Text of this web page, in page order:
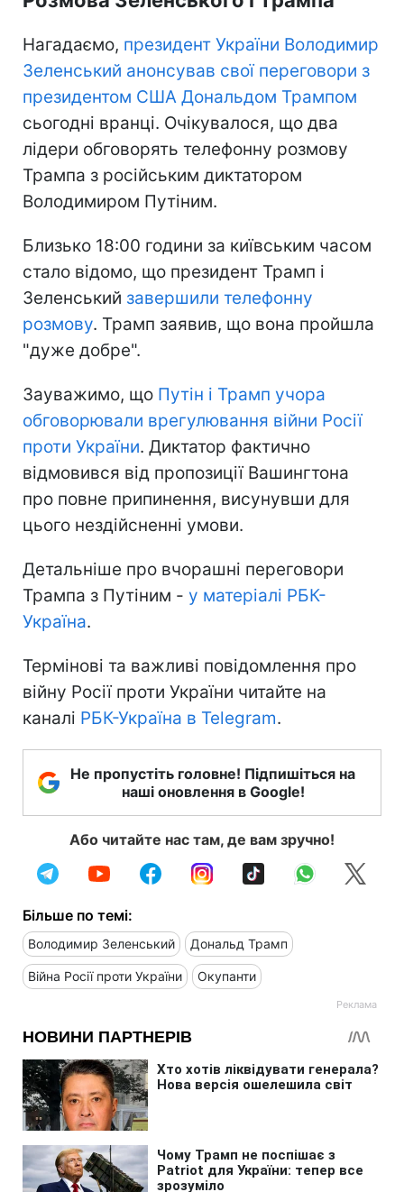
Нагадаємо, президент України Володимир
Зеленський анонсував свої переговори з
президентом США Дональдом Трампом
сьогодні вранці. Очікувалося, що два
лідери обговорять телефонну розмову
Трампа з російським диктатором
Володимиром Путіним.
Близько 18:00 години за київським часом
стало відомо, що президент Трамп і
Зеленський завершили телефонну
розмову. Трамп заявив, що вона пройшла
"дуже добре".
Зауважимо, що Путін і Трамп учора
обговорювали врегулювання війни Росії
проти України. Диктатор фактично
відмовився від пропозиції Вашингтона
про повне припинення, висунувши для
цього нездійсненні умови.
Детальніше про вчорашні переговори
Трампа з Путіним - у матеріалі РБК-
Україна.
Термінові та важливі повідомлення про
війну Росії проти України читайте на
каналі РБК-Україна в Telegram.
Не пропустіть головне! Підпишіться на
наші оновлення в Google!
Або читайте нас там, де вам зручно!
Більше по темі:
Володимир Зеленський Дональд Трамп
Війна Росії проти України Окупанти